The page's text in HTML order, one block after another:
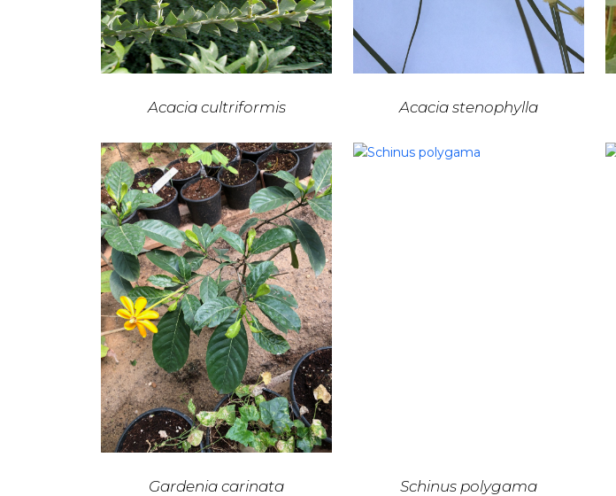
Acacia cultriformis Acacia stenophylla
Gardenia carinata Schinus polygama